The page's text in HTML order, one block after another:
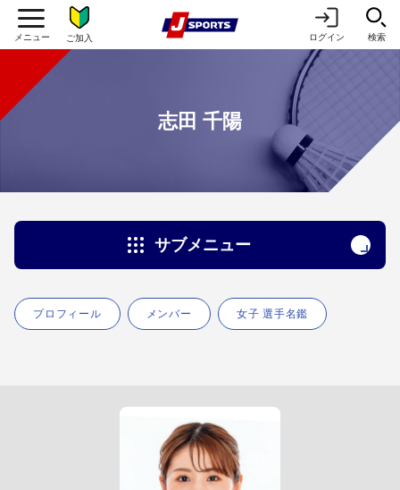
ご加入 ログイン 検索
志田 千陽
サブメニュー
プロフィール メンバー 女子 選手名鑑